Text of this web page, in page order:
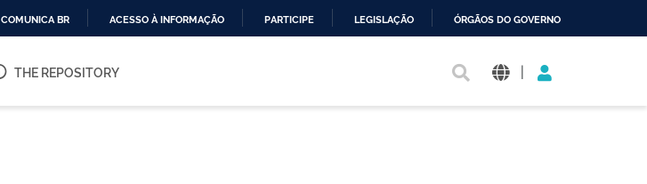
O
COMUNICA BR ACESSO À INFORMAÇÃO PARTICIPE LEGISLAÇÃO ÓRGÃOS DO GOVERNO
THE REPOSITORY |